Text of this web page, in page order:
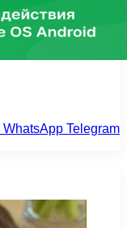
WhatsApp Telegram